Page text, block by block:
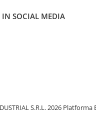
IN SOCIAL MEDIA
S.R.L. 2026 Platforma